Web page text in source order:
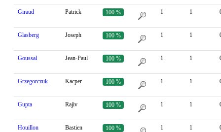
Giraud Patrick 100 % 1 1
Glasberg Joseph 100 % 1 1
Goussal Jean-Paul 100 % 1 1
Grzegorczuk Kacper 100 % 1 1
Gupta Rajiv 100 % 1 1
Houillon Bastien 100 % 1 1